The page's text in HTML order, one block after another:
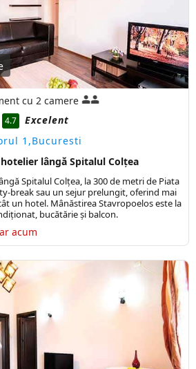
cu 2 camere
4.7
Excelent
1,Bucuresti
lângă Spitalul Colțea
Spitalul Colțea, la 300 de metri de Piata
break sau un sejur prelungit, oferind mai
un hotel. Mânăstirea Stavropoelos este la
bucătărie și balcon.
acum